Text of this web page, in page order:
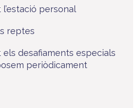
personal
reptes
desafiaments especials
periòdicament